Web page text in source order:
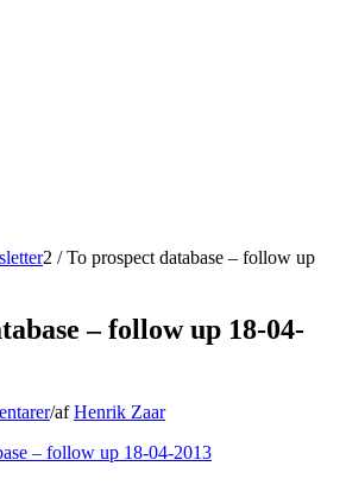
2 / To prospect database – follow up
– follow up 18-04-
/afHenrik Zaar
– follow up 18-04-2013